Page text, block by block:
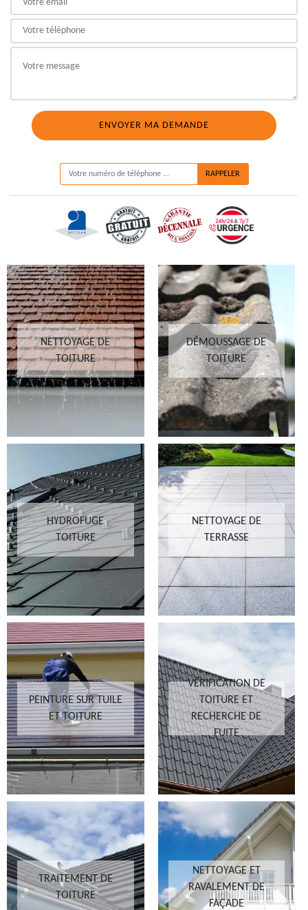
NETTOYAGE DE
TOITURE
DÉMOUSSAGE DE
TOITURE
HYDROFUGE
TOITURE
NETTOYAGE DE
TERRASSE
PEINTURE SUR TUILE
ET TOITURE
VÉRIFICATION DE
TOITURE ET
RECHERCHE DE
FUITE
TRAITEMENT DE
TOITURE
NETTOYAGE ET
RAVALEMENT DE
FAÇADE